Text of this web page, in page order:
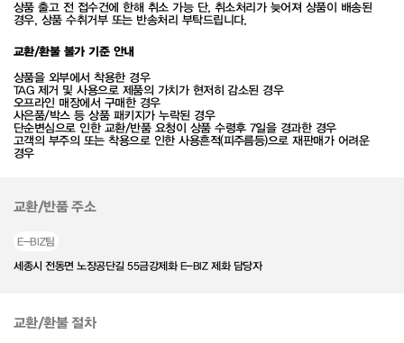
상품 출고 전 접수건에 한해 취소 가능 단, 취소처리가 늦어져 상품이 배송된
경우, 상품 수취거부 또는 반송처리 부탁드립니다.
교환/환불 불가 기준 안내
상품을 외부에서 착용한 경우
TAG 제거 및 사용으로 제품의 가치가 현저히 감소된 경우
오프라인 매장에서 구매한 경우
사은품/박스 등 상품 패키지가 누락된 경우
단순변심으로 인한 교환/반품 요청이 상품 수령후 7일을 경과한 경우
고객의 부주의 또는 착용으로 인한 사용흔적(피주름등)으로 재판매가 어려운
경우
교환/반품 주소
E-BIZ팀
세종시 전동면 노장공단길 55금강제화 E-BIZ 제화 담당자
교환/환불 절차